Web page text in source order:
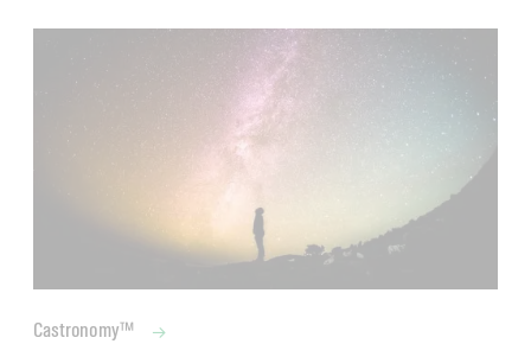
Castronomy™